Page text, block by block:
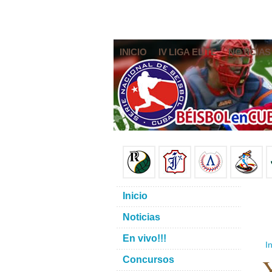
INICIO IV LIGA ELITE NOTICIAS
Inicio
Noticias
En vivo!!!
Concursos